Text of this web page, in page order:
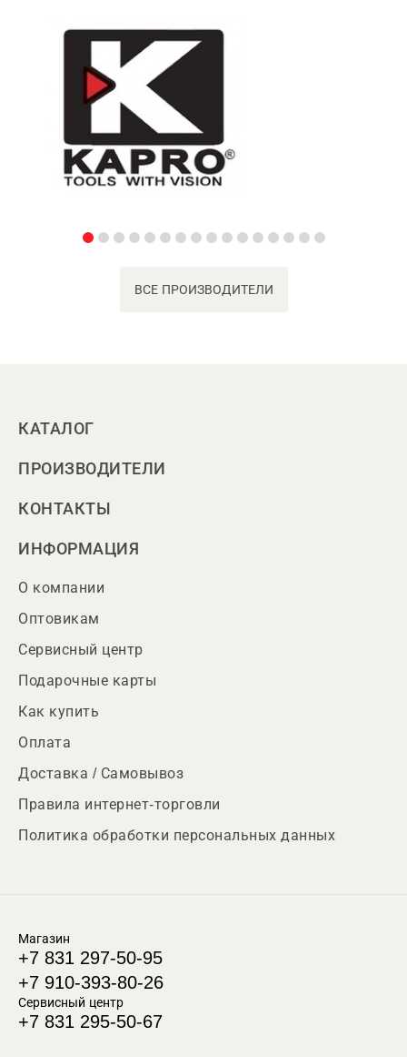
ВСЕ ПРОИЗВОДИТЕЛИ
КАТАЛОГ
ПРОИЗВОДИТЕЛИ
КОНТАКТЫ
ИНФОРМАЦИЯ
О компании
Оптовикам
Сервисный центр
Подарочные карты
Как купить
Оплата
Доставка / Самовывоз
Правила интернет-торговли
Политика обработки персональных данных
Магазин
+7 831 297-50-95
+7 910-393-80-26
Сервисный центр
+7 831 295-50-67